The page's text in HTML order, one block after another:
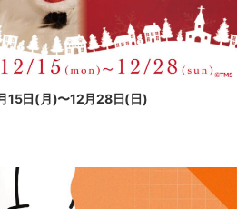
15日(月)〜12月28日(日)